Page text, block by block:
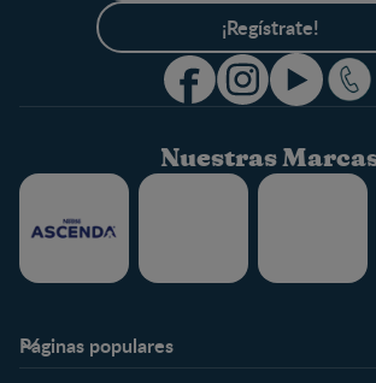
¡Regístrate!
Nuestras
Páginas populares